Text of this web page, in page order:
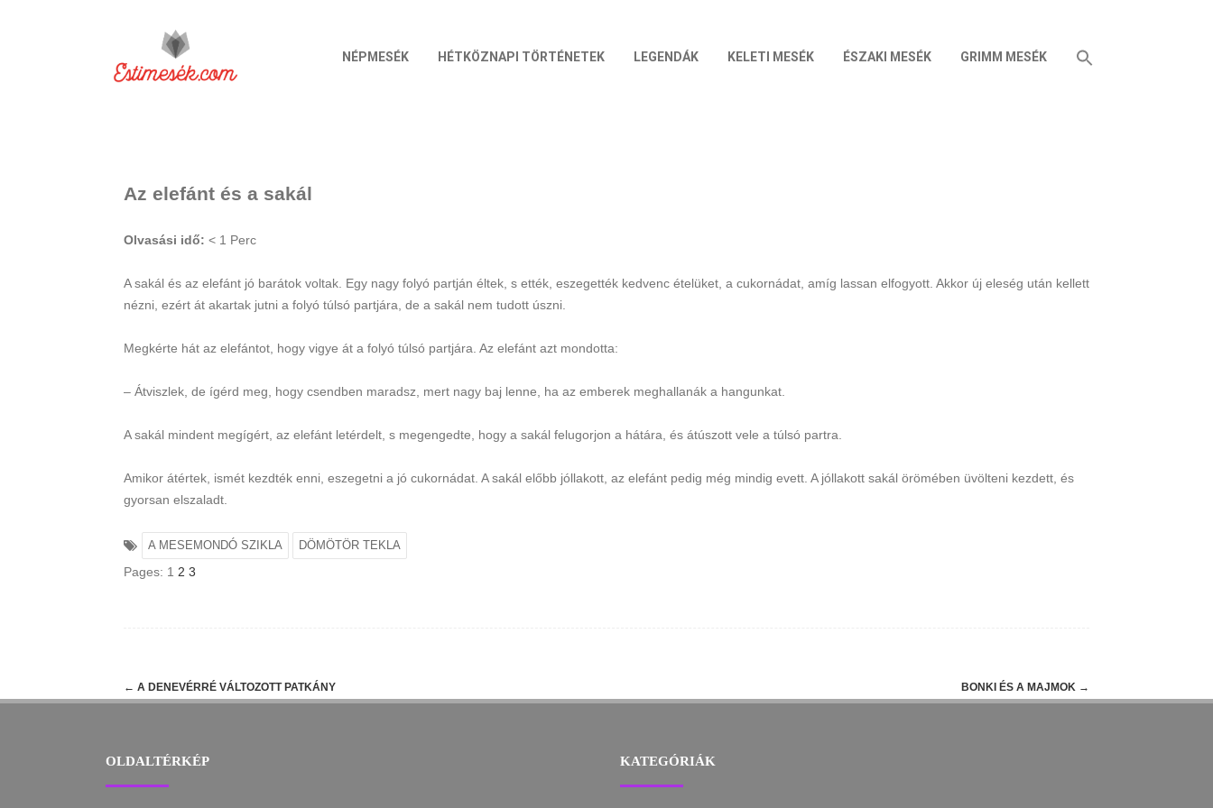
NÉPMESÉK HÉTKÖZNAPI TÖRTÉNETEK LEGENDÁK KELETI MESÉK ÉSZAKI MESÉK GRIMM MESÉK
Az elefánt és a sakál
Olvasási idő: < 1 Perc
A sakál és az elefánt jó barátok voltak. Egy nagy folyó partján éltek, s ették, eszegették kedvenc ételüket, a cukornádat, amíg lassan elfogyott. Akkor új eleség után kellett
nézni, ezért át akartak jutni a folyó túlsó partjára, de a sakál nem tudott úszni.
Megkérte hát az elefántot, hogy vigye át a folyó túlsó partjára. Az elefánt azt mondotta:
– Átviszlek, de ígérd meg, hogy csendben maradsz, mert nagy baj lenne, ha az emberek meghallanák a hangunkat.
A sakál mindent megígért, az elefánt letérdelt, s megengedte, hogy a sakál felugorjon a hátára, és átúszott vele a túlsó partra.
Amikor átértek, ismét kezdték enni, eszegetni a jó cukornádat. A sakál előbb jóllakott, az elefánt pedig még mindig evett. A jóllakott sakál örömében üvölteni kezdett, és
gyorsan elszaladt.
A MESEMONDÓ SZIKLA DÖMÖTÖR TEKLA
Pages: 1 2 3
Post
← A DENEVÉRRÉ VÁLTOZOTT PATKÁNY BONKI ÉS A MAJMOK →
OLDALTÉRKÉP KATEGÓRIÁK